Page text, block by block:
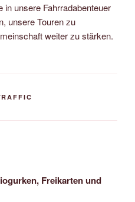
in unsere Fahrradabenteuer
unsere Touren zu
weiter zu stärken.
Freikarten und